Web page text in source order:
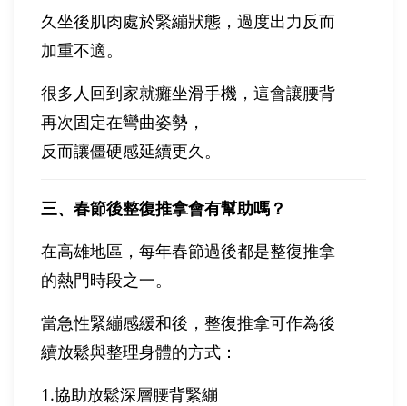
久坐後肌肉處於緊繃狀態，過度出力反而
加重不適。
很多人回到家就癱坐滑手機，這會讓腰背
再次固定在彎曲姿勢，
反而讓僵硬感延續更久。
三、春節後整復推拿會有幫助嗎？
在高雄地區，每年春節過後都是整復推拿
的熱門時段之一。
當急性緊繃感緩和後，整復推拿可作為後
續放鬆與整理身體的方式：
1.協助放鬆深層腰背緊繃